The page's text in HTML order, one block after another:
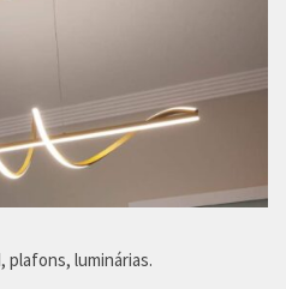
plafons, luminárias.